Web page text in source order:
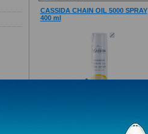
CASSIDA CHAIN OIL 5000 SPRAY
400 ml